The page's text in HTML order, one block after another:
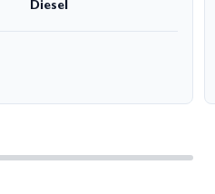
Diesel